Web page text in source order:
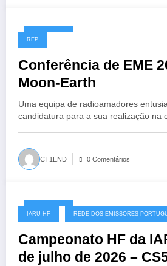
13/07/2026
REP
Conferência de EME
Moon-Earth
Uma equipa de radioamadores
candidatura para a sua realização na
CT1END 0 Comentários
08/07/2026
IARU HF REDE DOS EMISSORES
Campeonato HF da
de julho de 2026 –